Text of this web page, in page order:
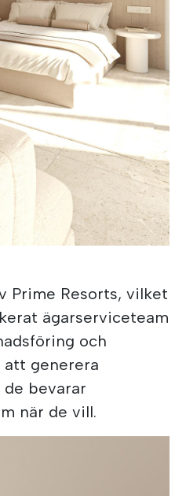
Prime Resorts, vilket
ägarserviceteam
och
generera
bevarar
när de vill.